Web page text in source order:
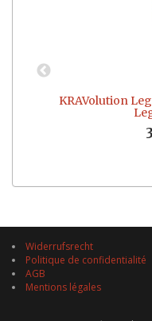
KRAVolution
Widerrufsrecht
Politique de confidentialité
AGB
Mentions légales